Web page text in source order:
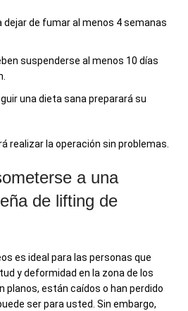
dejar de fumar al menos 4 semanas
suspenderse al menos 10 días
una dieta sana preparará su
realizar la operación sin problemas.
a una
de lifting de
es ideal para las personas que
y deformidad en la zona de los
planos, están caídos o han perdido
ser para usted. Sin embargo,